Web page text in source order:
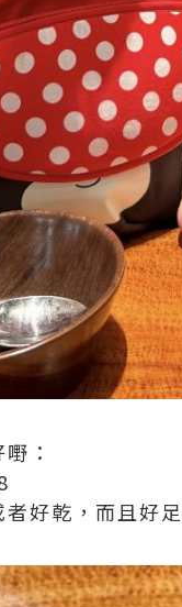
：
好乾，而且好